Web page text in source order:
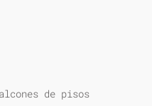
de pisos